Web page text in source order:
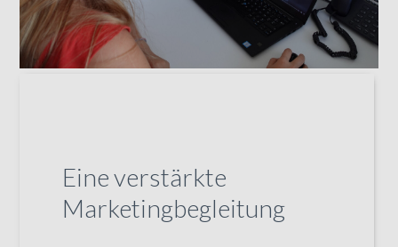
Eine verstärkte
Marketingbegleitung